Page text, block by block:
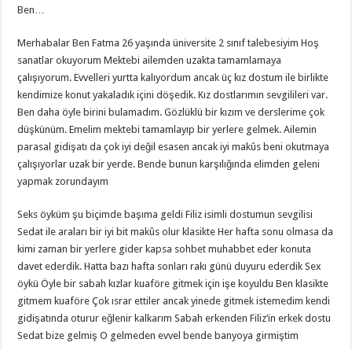
Ben…
Merhabalar Ben Fatma 26 yaşında üniversite 2 sınıf talebesiyim Hoş
sanatlar okuyorum Mektebi ailemden uzakta tamamlamaya
çalışıyorum. Evvelleri yurtta kalıyordum ancak üç kız dostum ile birlikte
kendimize konut yakaladık içini döşedik. Kız dostlarımın sevgilileri var.
Ben daha öyle birini bulamadım. Gözlüklü bir kızım ve derslerime çok
düşkünüm. Emelim mektebi tamamlayıp bir yerlere gelmek. Ailemin
parasal gidişatı da çok iyi değil esasen ancak iyi makûs beni okutmaya
çalışıyorlar uzak bir yerde. Bende bunun karşılığında elimden geleni
yapmak zorundayım
Seks öyküm şu biçimde başıma geldi Filiz isimli dostumun sevgilisi
Sedat ile araları bir iyi bit makûs olur klasikte Her hafta sonu olmasa da
kimi zaman bir yerlere gider kapsa sohbet muhabbet eder konuta
davet ederdik. Hatta bazı hafta sonları rakı günü duyuru ederdik Sex
öykü Öyle bir sabah kızlar kuaföre gitmek için işe koyuldu Ben klasikte
gitmem kuaföre Çok ısrar ettiler ancak yinede gitmek istemedim kendi
gidişatında oturur eğlenir kalkarım Sabah erkenden Filiz’in erkek dostu
Sedat bize gelmiş O gelmeden evvel bende banyoya girmiştim